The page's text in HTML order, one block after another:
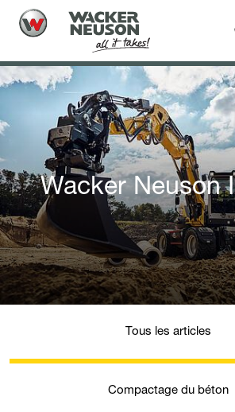
Wacker Neuson
Tous les articles
Compactage du béton